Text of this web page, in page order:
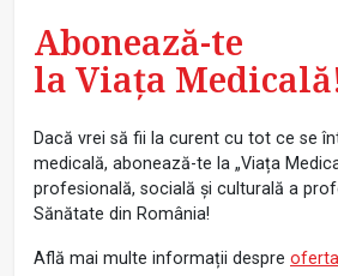
Abonează-te
la Viața
Dacă vrei să fii la curent cu tot ce se
medicală, abonează-te la „Viața
profesională, socială și culturală a
Sănătate din România!
Află mai multe informații despre